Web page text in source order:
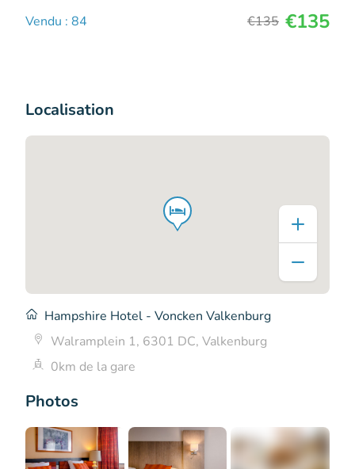
Vendu : 84
€135 €135
Photos
Localisation
Hampshire Hotel - Voncken Valkenburg
Walramplein 1, 6301 DC, Valkenburg
0km de la gare